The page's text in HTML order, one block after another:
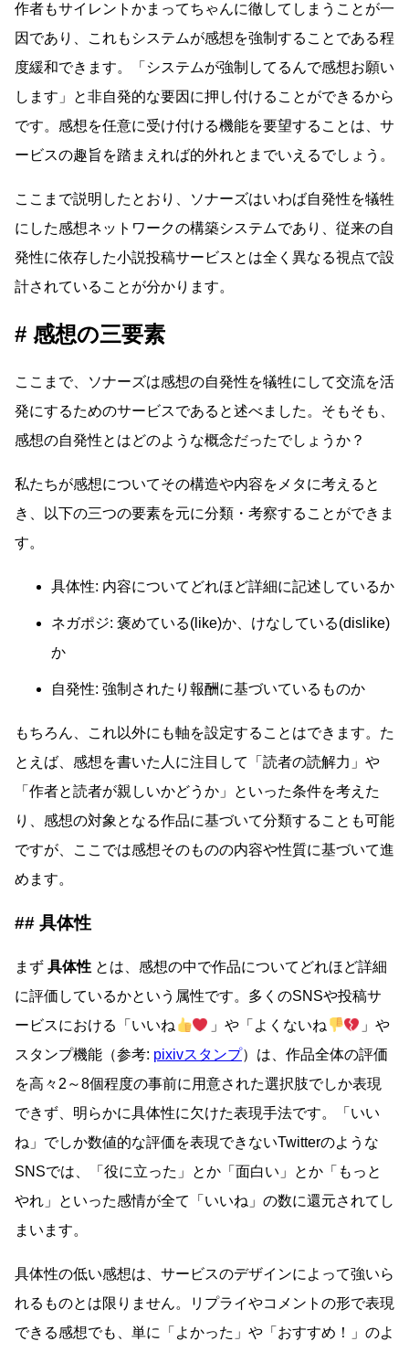
作者もサイレントかまってちゃんに徹してしまうことが一
因であり、これもシステムが感想を強制することである程
度緩和できます。「システムが強制してるんで感想お願い
します」と非自発的な要因に押し付けることができるから
です。感想を任意に受け付ける機能を要望することは、サ
ービスの趣旨を踏まえれば的外れとまでいえるでしょう。
ここまで説明したとおり、ソナーズはいわば自発性を犠牲
にした感想ネットワークの構築システムであり、従来の自
発性に依存した小説投稿サービスとは全く異なる視点で設
計されていることが分かります。
感想の三要素
ここまで、ソナーズは感想の自発性を犠牲にして交流を活
発にするためのサービスであると述べました。そもそも、
感想の自発性とはどのような概念だったでしょうか？
私たちが感想についてその構造や内容をメタに考えると
き、以下の三つの要素を元に分類・考察することができま
す。
具体性: 内容についてどれほど詳細に記述しているか
ネガポジ: 褒めている(like)か、けなしている(dislike)
か
自発性: 強制されたり報酬に基づいているものか
もちろん、これ以外にも軸を設定することはできます。た
とえば、感想を書いた人に注目して「読者の読解力」や
「作者と読者が親しいかどうか」といった条件を考えた
り、感想の対象となる作品に基づいて分類することも可能
ですが、ここでは感想そのものの内容や性質に基づいて進
めます。
具体性
まず 具体性 とは、感想の中で作品についてどれほど詳細
に評価しているかという属性です。多くのSNSや投稿サ
ービスにおける「いいね
」や「よくないね
」や
スタンプ機能（参考: pixivスタンプ）は、作品全体の評価
を高々2～8個程度の事前に用意された選択肢でしか表現
できず、明らかに具体性に欠けた表現手法です。「いい
ね」でしか数値的な評価を表現できないTwitterのような
SNSでは、「役に立った」とか「面白い」とか「もっと
やれ」といった感情が全て「いいね」の数に還元されてし
まいます。
具体性の低い感想は、サービスのデザインによって強いら
れるものとは限りません。リプライやコメントの形で表現
できる感想でも、単に「よかった」や「おすすめ！」のよ